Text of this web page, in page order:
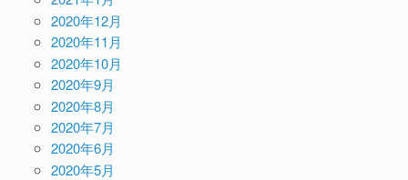
2020年12月
2020年11月
2020年10月
2020年9月
2020年8月
2020年7月
2020年6月
2020年5月